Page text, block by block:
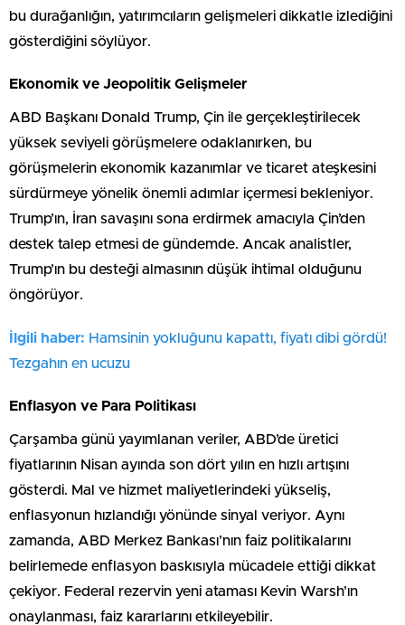
bu durağanlığın, yatırımcıların gelişmeleri dikkatle izlediğini
gösterdiğini söylüyor.
Ekonomik ve Jeopolitik Gelişmeler
ABD Başkanı Donald Trump, Çin ile gerçekleştirilecek
yüksek seviyeli görüşmelere odaklanırken, bu
görüşmelerin ekonomik kazanımlar ve ticaret ateşkesini
sürdürmeye yönelik önemli adımlar içermesi bekleniyor.
Trump’ın, İran savaşını sona erdirmek amacıyla Çin’den
destek talep etmesi de gündemde. Ancak analistler,
Trump’ın bu desteği almasının düşük ihtimal olduğunu
öngörüyor.
İlgili haber: Hamsinin yokluğunu kapattı, fiyatı dibi gördü!
Tezgahın en ucuzu
Enflasyon ve Para Politikası
Çarşamba günü yayımlanan veriler, ABD’de üretici
fiyatlarının Nisan ayında son dört yılın en hızlı artışını
gösterdi. Mal ve hizmet maliyetlerindeki yükseliş,
enflasyonun hızlandığı yönünde sinyal veriyor. Aynı
zamanda, ABD Merkez Bankası’nın faiz politikalarını
belirlemede enflasyon baskısıyla mücadele ettiği dikkat
çekiyor. Federal rezervin yeni ataması Kevin Warsh’ın
onaylanması, faiz kararlarını etkileyebilir.